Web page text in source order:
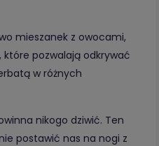
mieszanek z owocami,
pozwalają odkrywać
w różnych
nikogo dziwić. Ten
postawić nas na nogi z